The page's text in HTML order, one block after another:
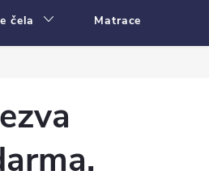
čela Matrace